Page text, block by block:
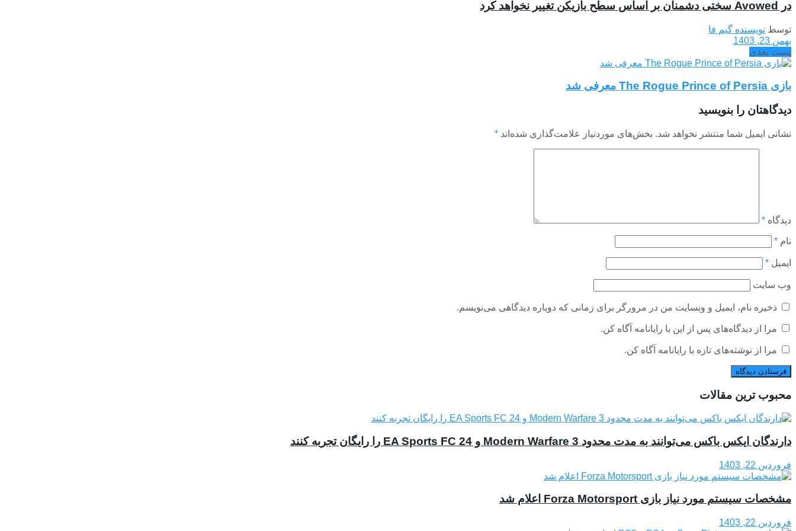
در Avowed سختی دشمنان بر اساس سطح بازیکن تغییر نخواهد کرد
توسط نویسنده گیم فا
بهمن 23, 1403
پست بعدی
بازی The Rogue Prince of Persia معرفی شد
دیدگاهتان را بنویسید
نشانی ایمیل شما منتشر نخواهد شد. بخش‌های موردنیاز علامت‌گذاری شده‌اند *
دیدگاه *
نام *
ایمیل *
وب‌ سایت
ذخیره نام، ایمیل و وبسایت من در مرورگر برای زمانی که دوباره دیدگاهی می‌نویسم.
مرا از دیدگاه‌های پس از این با رایانامه آگاه کن.
مرا از نوشته‌های تازه با رایانامه آگاه کن.
محبوب ترین مقالات
دارندگان ایکس باکس می‌توانند به مدت محدود Modern Warfare 3 و EA Sports FC 24 را رایگان تجربه کنند
فروردین 22, 1403
مشخصات سیستم مورد نیاز بازی Forza Motorsport اعلام شد
فروردین 22, 1403